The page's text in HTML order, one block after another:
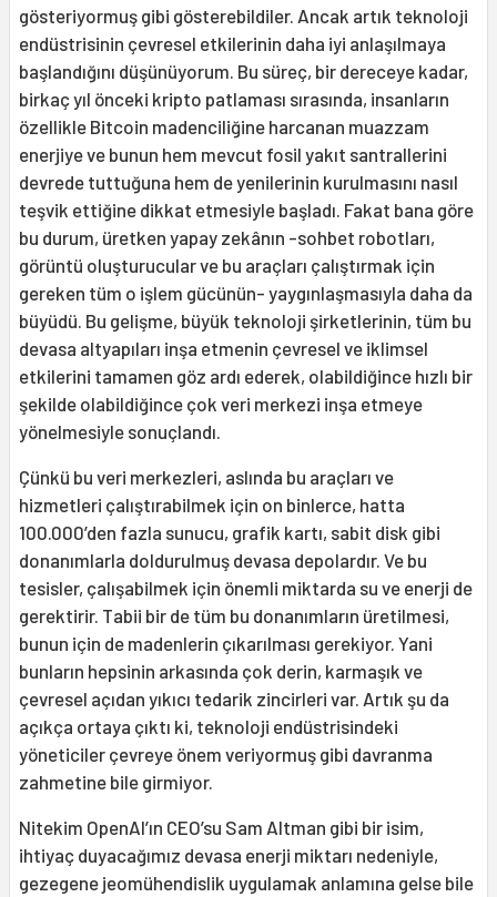
gösteriyormuş gibi gösterebildiler. Ancak artık teknoloji
endüstrisinin çevresel etkilerinin daha iyi anlaşılmaya
başlandığını düşünüyorum. Bu süreç, bir dereceye kadar,
birkaç yıl önceki kripto patlaması sırasında, insanların
özellikle Bitcoin madenciliğine harcanan muazzam
enerjiye ve bunun hem mevcut fosil yakıt santrallerini
devrede tuttuğuna hem de yenilerinin kurulmasını nasıl
teşvik ettiğine dikkat etmesiyle başladı. Fakat bana göre
bu durum, üretken yapay zekânın -sohbet robotları,
görüntü oluşturucular ve bu araçları çalıştırmak için
gereken tüm o işlem gücünün- yaygınlaşmasıyla daha da
büyüdü. Bu gelişme, büyük teknoloji şirketlerinin, tüm bu
devasa altyapıları inşa etmenin çevresel ve iklimsel
etkilerini tamamen göz ardı ederek, olabildiğince hızlı bir
şekilde olabildiğince çok veri merkezi inşa etmeye
yönelmesiyle sonuçlandı.
Çünkü bu veri merkezleri, aslında bu araçları ve
hizmetleri çalıştırabilmek için on binlerce, hatta
100.000’den fazla sunucu, grafik kartı, sabit disk gibi
donanımlarla doldurulmuş devasa depolardır. Ve bu
tesisler, çalışabilmek için önemli miktarda su ve enerji de
gerektirir. Tabii bir de tüm bu donanımların üretilmesi,
bunun için de madenlerin çıkarılması gerekiyor. Yani
bunların hepsinin arkasında çok derin, karmaşık ve
çevresel açıdan yıkıcı tedarik zincirleri var. Artık şu da
açıkça ortaya çıktı ki, teknoloji endüstrisindeki
yöneticiler çevreye önem veriyormuş gibi davranma
zahmetine bile girmiyor.
Nitekim OpenAI’ın CEO’su Sam Altman gibi bir isim,
ihtiyaç duyacağımız devasa enerji miktarı nedeniyle,
gezegene jeomühendislik uygulamak anlamına gelse bile